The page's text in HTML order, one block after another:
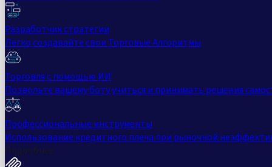
Разработчик стратегии
Легко создавайте свои Торговые Алгоритмы
Торговля с помощью ИИ
Позвольте вашему боту учиться и принимать решения
Профессиональные инструменты
Использование кредитного плеча при рыночной
Подробнее